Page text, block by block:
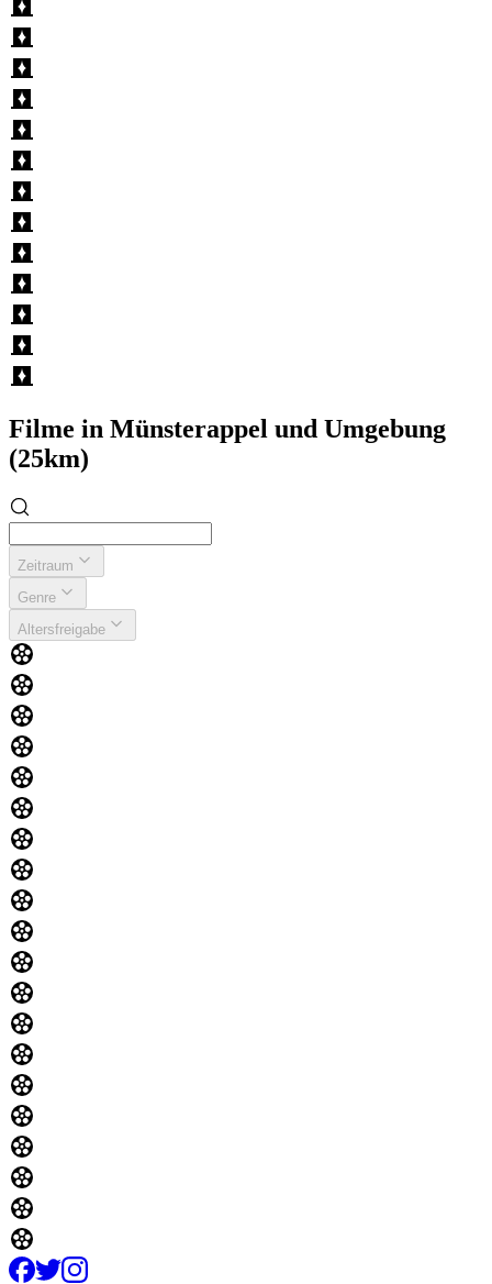
Filme in Münsterappel und Umgebung
(25km)
Zeitraum
Genre
Altersfreigabe